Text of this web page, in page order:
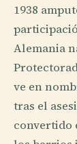
1938
Alemania
ve en
tras el
convertido